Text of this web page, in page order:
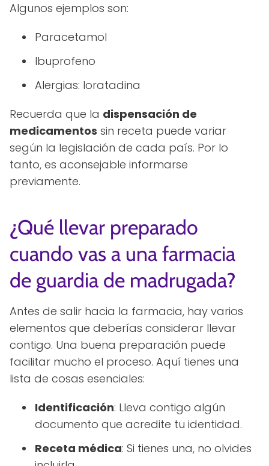
Algunos ejemplos son:
Paracetamol
Ibuprofeno
Alergias: loratadina
Recuerda que la dispensación de
medicamentos sin receta puede variar
según la legislación de cada país. Por lo
tanto, es aconsejable informarse
previamente.
¿Qué llevar preparado
cuando vas a una farmacia
de guardia de madrugada?
Antes de salir hacia la farmacia, hay varios
elementos que deberías considerar llevar
contigo. Una buena preparación puede
facilitar mucho el proceso. Aquí tienes una
lista de cosas esenciales:
Identificación: Lleva contigo algún
documento que acredite tu identidad.
Receta médica: Si tienes una, no olvides